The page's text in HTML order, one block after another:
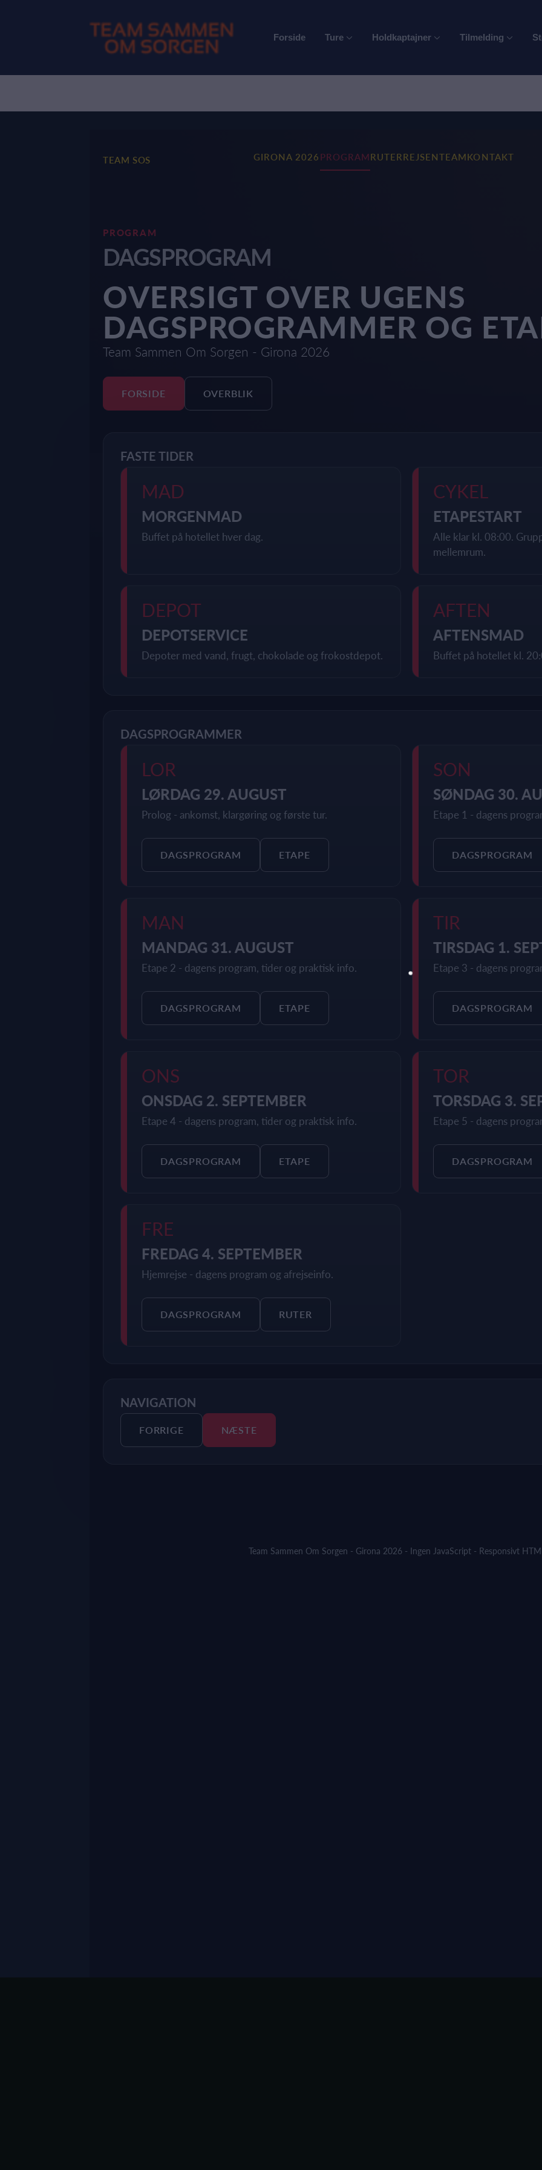
Forside Ture Holdkaptajner Tilmelding
TEAM SOS GIRONA 2026 PROGRAMRUTERREJSENTEAMKONTAKT
PROGRAM
DAGSPROGRAM
OVERSIGT OVER UGENS
DAGSPROGRAMMER OG
Team Sammen Om Sorgen - Girona 2026
FORSIDE OVERBLIK
FASTE TIDER
MAD
MORGENMAD
Buffet på hotellet hver dag.
CYKEL
ETAPESTART
Alle klar kl. 08:00.
mellemrum.
DEPOT
DEPOTSERVICE
Depoter med vand, frugt, chokolade og frokostdepot.
AFTEN
AFTENSMAD
Buffet på hotellet kl.
DAGSPROGRAMMER
LOR
LØRDAG 29. AUGUST
Prolog - ankomst, klargøring og første tur.
DAGSPROGRAM ETAPE
SON
SØNDAG 30.
Etape 1 - dagens
DAGSPROGRAM
MAN
MANDAG 31. AUGUST
Etape 2 - dagens program, tider og praktisk info.
DAGSPROGRAM ETAPE
TIR
TIRSDAG 1.
Etape 3 - dagens
DAGSPROGRAM
ONS
ONSDAG 2. SEPTEMBER
Etape 4 - dagens program, tider og praktisk info.
DAGSPROGRAM ETAPE
TOR
TORSDAG 3.
Etape 5 - dagens
DAGSPROGRAM
FRE
FREDAG 4. SEPTEMBER
Hjemrejse - dagens program og afrejseinfo.
DAGSPROGRAM RUTER
NAVIGATION
FORRIGE NÆSTE
Team Sammen Om Sorgen - Girona 2026 - Ingen JavaScript - Responsivt